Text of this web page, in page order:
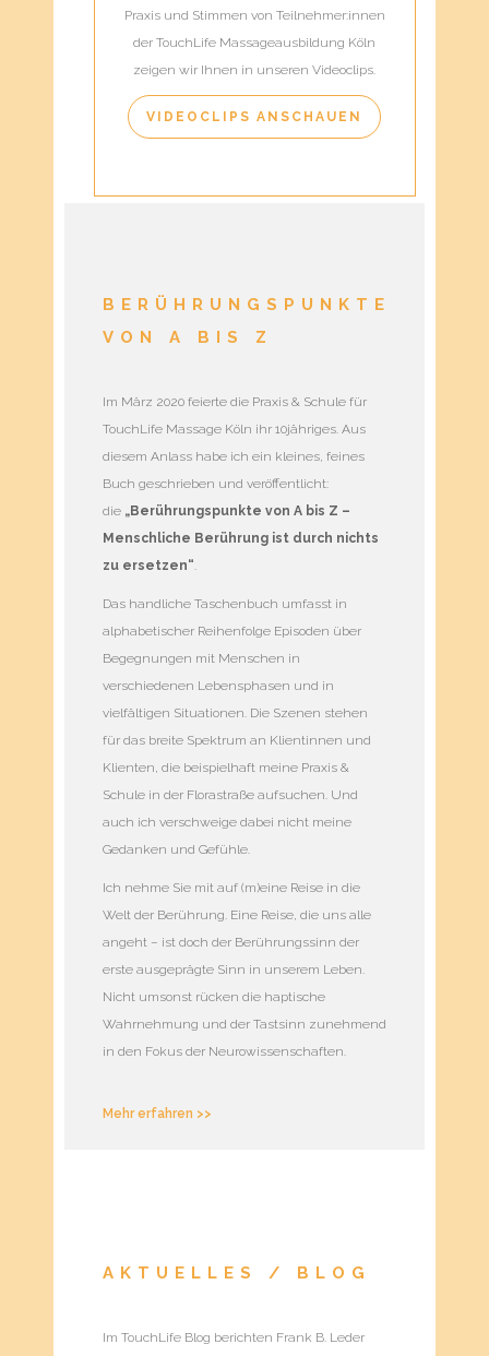
Praxis und Stimmen von Teilnehmer:innen
der TouchLife Massageausbildung Köln
zeigen wir Ihnen in unseren Videoclips.
VIDEOCLIPS ANSCHAUEN
BERÜHRUNGSPUNKTE
VON A BIS Z
Im März 2020 feierte die Praxis & Schule für
TouchLife Massage Köln ihr 10jähriges. Aus
diesem Anlass habe ich ein kleines, feines
Buch geschrieben und veröffentlicht:
die „Berührungspunkte von A bis Z –
Menschliche Berührung ist durch nichts
zu ersetzen“.
Das handliche Taschenbuch umfasst in
alphabetischer Reihenfolge Episoden über
Begegnungen mit Menschen in
verschiedenen Lebensphasen und in
vielfältigen Situationen. Die Szenen stehen
für das breite Spektrum an Klientinnen und
Klienten, die beispielhaft meine Praxis &
Schule in der Florastraße aufsuchen. Und
auch ich verschweige dabei nicht meine
Gedanken und Gefühle.
Ich nehme Sie mit auf (m)eine Reise in die
Welt der Berührung. Eine Reise, die uns alle
angeht – ist doch der Berührungssinn der
erste ausgeprägte Sinn in unserem Leben.
Nicht umsonst rücken die haptische
Wahrnehmung und der Tastsinn zunehmend
in den Fokus der Neurowissenschaften.
Mehr erfahren >>
AKTUELLES / BLOG
Im TouchLife Blog berichten Frank B. Leder